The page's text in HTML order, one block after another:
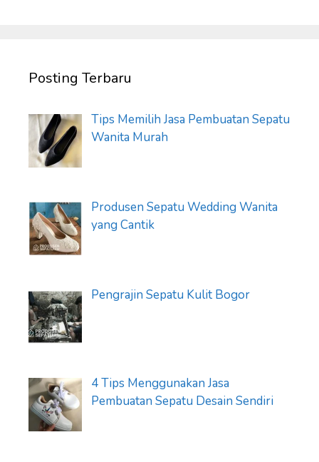
Posting Terbaru
Tips Memilih Jasa Pembuatan Sepatu
Wanita Murah
Produsen Sepatu Wedding Wanita
yang Cantik
Pengrajin Sepatu Kulit Bogor
4 Tips Menggunakan Jasa
Pembuatan Sepatu Desain Sendiri